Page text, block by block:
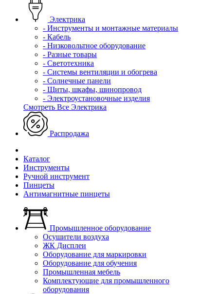
Электрика
- Инструменты и монтажные материалы
- Кабель
- Низковольтное оборудование
- Разные товары
- Светотехника
- Системы вентиляции и обогрева
- Солнечные панели
- Щиты, шкафы, шинопровод
- Электроустановочные изделия
Смотреть Все Электрика
Распродажа
Каталог
Инструменты
Ручной инструмент
Пинцеты
Антимагнитные пинцеты
Промышленное оборудование
Осушители воздуха
ЖК Дисплеи
Оборудование для маркировки
Оборудование для обучения
Промышленная мебель
Комплектующие для промышленного
оборудования